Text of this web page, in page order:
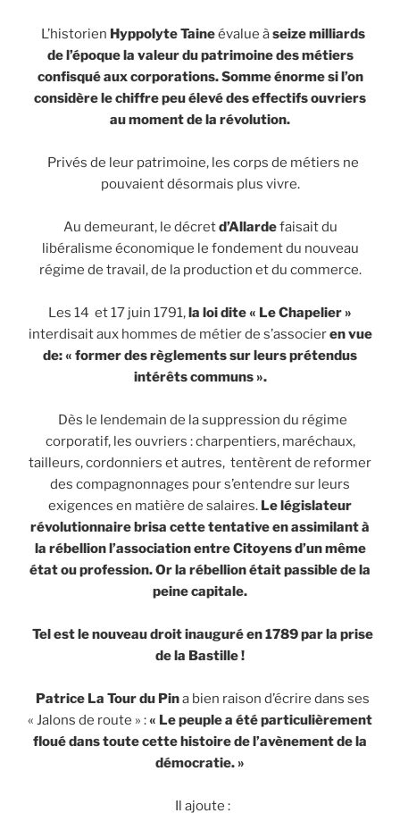
L’historien Hyppolyte Taineévalue àseize milliards
de l’époque la valeur du patrimoine des métiers
confisqué aux corporations. Somme énorme si l’on
considère le chiffre peu élevé des effectifs ouvriers
au moment de la révolution.
Privés de leur patrimoine, les corps de métiers ne
pouvaient désormais plus vivre.
Au demeurant, le décretd’Allardefaisait du
libéralisme économique le fondement du nouveau
régime de travail, de la production et du commerce.
Les 14 et 17 juin 1791,la loi dite « Le Chapelier »
interdisait aux hommes de métier de s’associeren vue
de: « former des règlements sur leurs prétendus
intérêts communs ».
Dès le lendemain de la suppression du régime
corporatif, les ouvriers : charpentiers, maréchaux,
tailleurs, cordonniers et autres, tentèrent de reformer
des compagnonnages pour s’entendre sur leurs
exigences en matière de salaires. Le législateur
révolutionnaire brisa cette tentative en assimilant à
la rébellion l’association entre Citoyens d’un même
état ou profession. Or la rébellion était passible de la
peine capitale.
Tel est le nouveau droit inauguré en 1789 par la prise
de la Bastille !
Patrice La Tour du Pina bien raison d’écrire dans ses
« Jalons de route » :« Le peuple a été particulièrement
floué dans toute cette histoire de l’avènement de la
démocratie. »
Il ajoute :